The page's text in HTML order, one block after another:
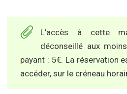
L’accès à cette
déconseillé aux
payant : 5€. La réservation
accéder, sur le créneau